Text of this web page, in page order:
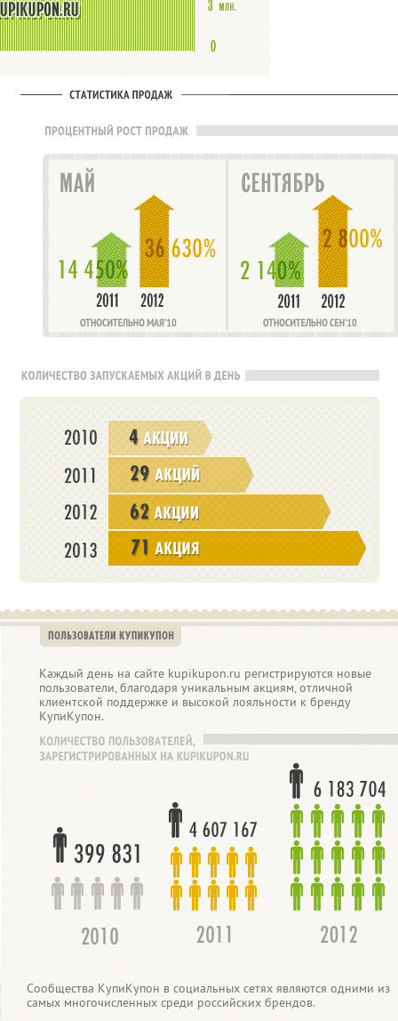
Каждый день на сайте kupikupon.ru регистрируются новые
пользователи, благодаря уникальным акциям, отличной
клиентской поддержке и высокой лояльности к бренду
КупиКупон.
Сообщества КупиКупон в социальных сетях являются одними из
самых многочисленных среди российских брендов.